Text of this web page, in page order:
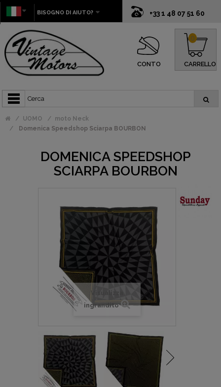
+33 1 48 07 51 60
BISOGNO DI AIUTO?
CONTO CARRELLO
0
UOMO
moto Neck
Domenica Speedshop Sciarpa BOURBON
DOMENICA SPEEDSHOP
SCIARPA BOURBON
Visualizza
ingrandito